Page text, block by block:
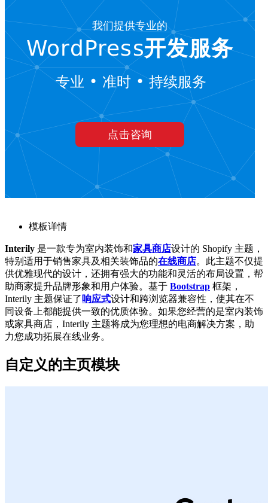
模板详情
Interily 是一款专为室内装饰和家具商店设计的 Shopify 主题，
特别适用于销售家具及相关装饰品的在线商店。此主题不仅提
供优雅现代的设计，还拥有强大的功能和灵活的布局设置，帮
助商家提升品牌形象和用户体验。基于 Bootstrap 框架，
Interily 主题保证了 响应式设计和跨浏览器兼容性，使其在不
同设备上都能提供一致的优质体验。如果您经营的是室内装饰
或家具商店，Interily 主题将成为您理想的电商解决方案，助
力您成功拓展在线业务。
自定义的主页模块